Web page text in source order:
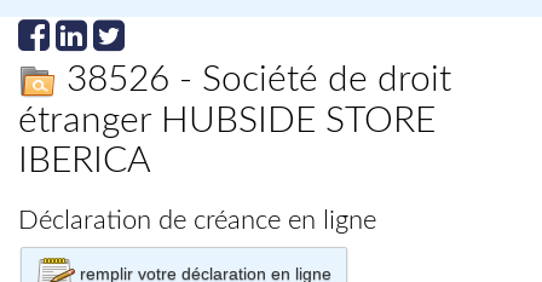
38526 - Société de droit
étranger HUBSIDE STORE
IBERICA
Déclaration de créance en ligne
remplir votre déclaration en ligne